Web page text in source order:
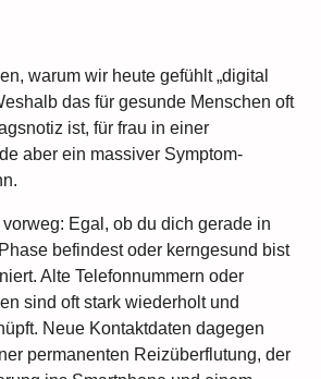
warum wir heute gefühlt „digital
das für gesunde Menschen oft
ist, für frau in einer
aber ein massiver Symptom-
Egal, ob du dich gerade in
befindest oder kerngesund bist
Alte Telefonnummern oder
sind oft stark wiederholt und
Neue Kontaktdaten dagegen
permanenten Reizüberflutung, der